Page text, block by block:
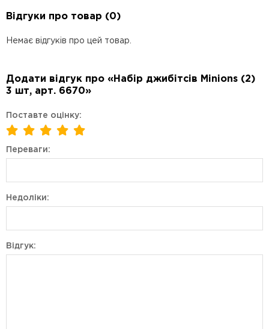
Відгуки про товар (0)
Немає відгуків про цей товар.
Додати відгук про «Набір джибітсів Minions (2)
3 шт, арт. 6670»
Поставте оцінку:
Переваги:
Недоліки:
Відгук: